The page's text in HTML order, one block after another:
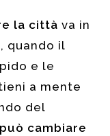
la città va in
, quando il
e le
a mente
del
cambiare